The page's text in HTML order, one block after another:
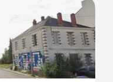
produire de
» à un